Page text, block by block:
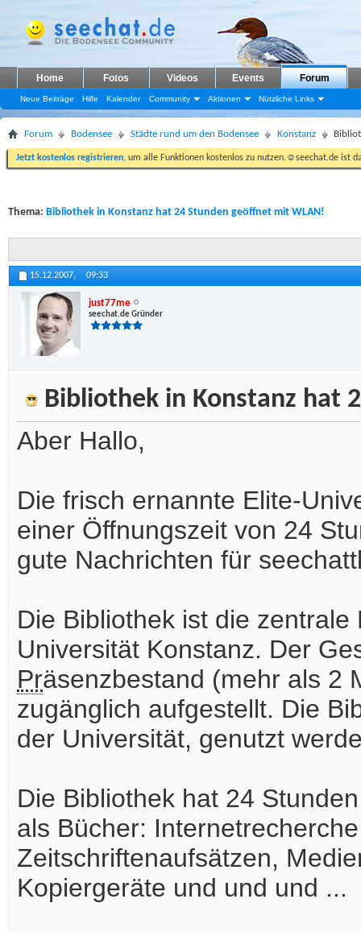
Home Fotos Videos Events Forum
Neue Beiträge Hilfe Kalender Community Aktionen Nützliche Links
Forum Bodensee Städte rund um den Bodensee Konstanz
Jetzt kostenlos registrieren, um alle Funktionen kostenlos zu nutzen.☺seechat.de ist
Thema: Bibliothek in Konstanz hat 24 Stunden geöffnet mit WLAN!
15.12.2007, 09:33
just77me
seechat.de Gründer
Bibliothek in Konstanz hat
Aber Hallo,
Die frisch ernannte Elite-
einer Öffnungszeit von 24
gute Nachrichten für
Die Bibliothek ist die
Universität Konstanz. Der
Präsenzbestand (mehr als 2
zugänglich aufgestellt. Die
der Universität, genutzt
Die Bibliothek hat 24
als Bücher:
Zeitschriftenaufsätzen,
Kopiergeräte und und und ...